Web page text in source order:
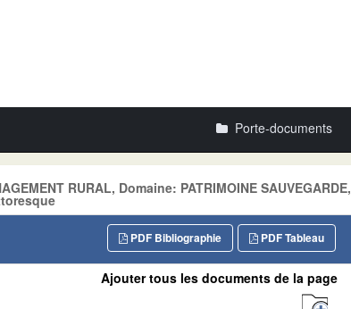
Porte-documents
RURAL, Domaine: PATRIMOINE SAUVEGARDE,
PDF Tableau
PDF Bibliographie
Ajouter tous les documents de la page